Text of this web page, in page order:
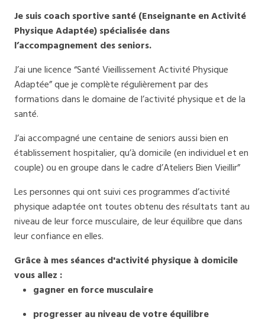
Je suis coach sportive santé (Enseignante en Activité
Physique Adaptée) spécialisée dans
l’accompagnement des seniors.
J’ai une licence “Santé Vieillissement Activité Physique
Adaptée” que je complète régulièrement par des
formations dans le domaine de l’activité physique et de la
santé.
J’ai accompagné une centaine de seniors aussi bien en
établissement hospitalier, qu’à domicile (en individuel et en
couple) ou en groupe dans le cadre d’Ateliers Bien Vieillir”
Les personnes qui ont suivi ces programmes d’activité
physique adaptée ont toutes obtenu des résultats tant au
niveau de leur force musculaire, de leur équilibre que dans
leur confiance en elles.
Grâce à mes séances d'activité physique à domicile
vous allez :
gagner en force musculaire
progresser au niveau de votre équilibre